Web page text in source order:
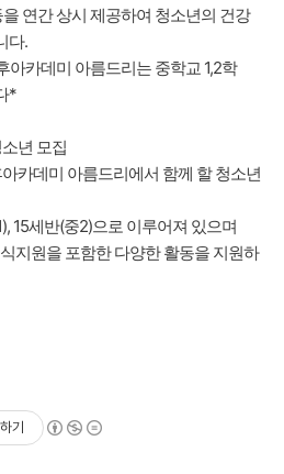
연간 상시 제공하여 청소년의 건강
다.
카데미 아름드리는 중학교 1,2학
*
년 모집
카데미 아름드리에서 함께 할 청소년
15세반(중2)으로 이루어져 있으며
지원을 포함한 다양한 활동을 지원하
기